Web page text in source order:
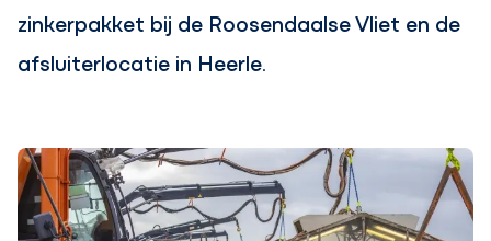
zinkerpakket bij de Roosendaalse Vliet en de
afsluiterlocatie in Heerle.